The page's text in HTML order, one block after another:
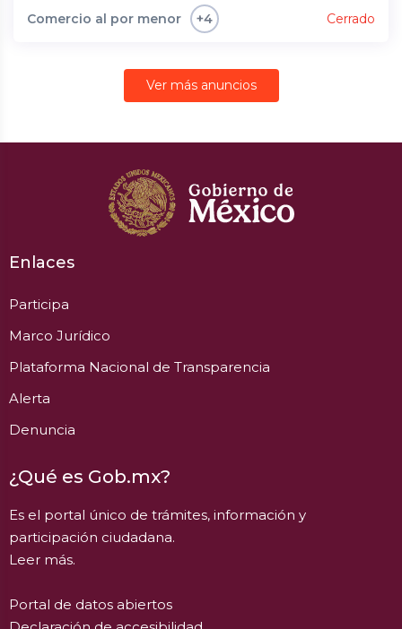
Comercio al por menor +4 Cerrado
Ver más anuncios
Enlaces
Participa
Marco Jurídico
Plataforma Nacional de Transparencia
Alerta
Denuncia
¿Qué es Gob.mx?
Es el portal único de trámites, información y
participación ciudadana.
Leer más.
Portal de datos abiertos